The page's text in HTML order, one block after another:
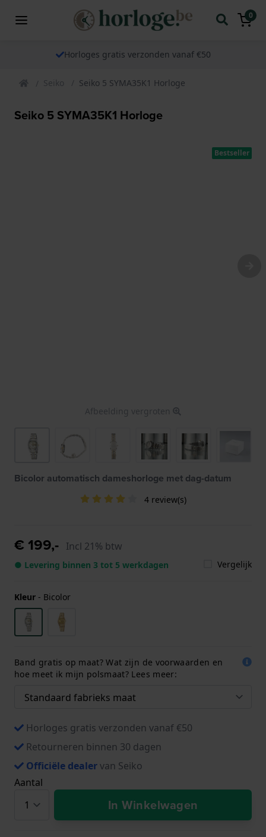
0
Horloges gratis verzonden vanaf €50
Seiko Seiko 5 SYMA35K1 Horloge
Seiko 5 SYMA35K1 Horloge
Bestseller
Afbeelding vergroten
Bicolor automatisch dameshorloge met dag-datum
4 review(s)
€ 199,- Incl 21% btw
● Levering binnen 3 tot 5 werkdagen Vergelijk
Kleur - Bicolor
Band gratis op maat? Wat zijn de voorwaarden en
hoe meet ik mijn polsmaat? Lees meer:
Horloges gratis verzonden vanaf €50
Retourneren binnen 30 dagen
Officiële dealervan Seiko
Aantal
In Winkelwagen